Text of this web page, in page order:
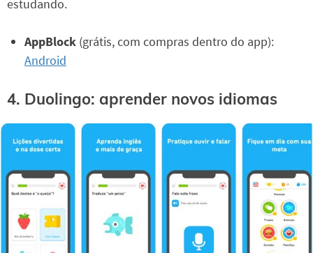
estudando.
AppBlock (grátis, com compras dentro do app):
Android
4. Duolingo: aprender novos idiomas